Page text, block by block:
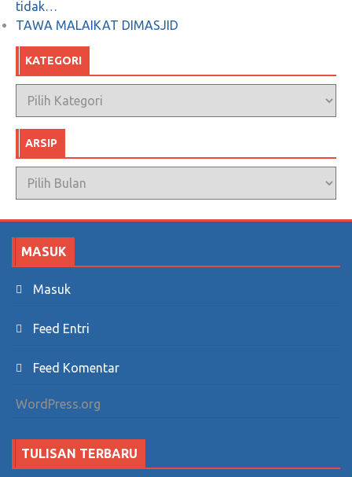
DARI MAHKAMAH KONSTITUSI
MENUJU MAHKAMAH RAKYAT ?
Juni 28, 2019 0
tidak…
TAWA MALAIKAT DIMASJID
KATEGORI
Kategori
ARSIP
Arsip
MASUK
Masuk
Feed Entri
Feed Komentar
WordPress.org
TULISAN TERBARU